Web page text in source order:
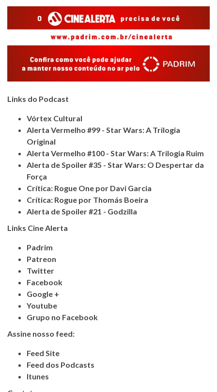
Links do Podcast
Vórtex Cultural
Alerta Vermelho #99 - Star Wars: A Trilogia
Original
Alerta Vermelho #100 - Star Wars: A Trilogia Ruim
Alerta de Spoiler #35 - Star Wars: O Despertar da
Força
Crítica: Rogue One por Davi Garcia
Crítica: Rogue por Thomás Boeira
Alerta de Spoiler #21 - Godzilla
Links Cine Alerta
Padrim
Patreon
Twitter
Facebook
Google +
Youtube
Grupo no Facebook
Assine nosso feed:
Feed Site
Feed dos Podcasts
Itunes